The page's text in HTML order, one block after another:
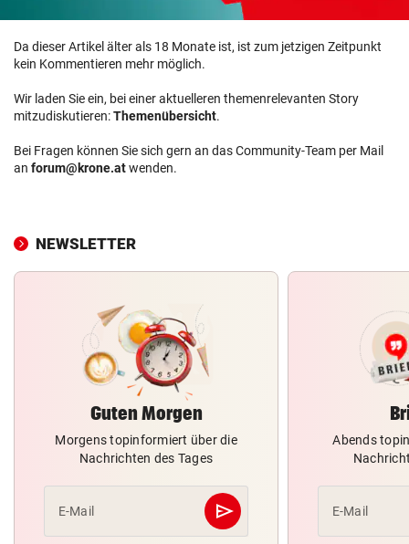
Da dieser Artikel älter als 18 Monate ist, ist zum jetzigen Zeitpunkt
kein Kommentieren mehr möglich.
Wir laden Sie ein, bei einer aktuelleren themenrelevanten Story
mitzudiskutieren:Themenübersicht.
Bei Fragen können Sie sich gern an das Community-Team per Mail
an forum@krone.atwenden.
NEWSLETTER
Guten Morgen
Morgens topinformiert über die
Nachrichten des Tages
E-Mail send
Abschicken
Abends
E-Mail